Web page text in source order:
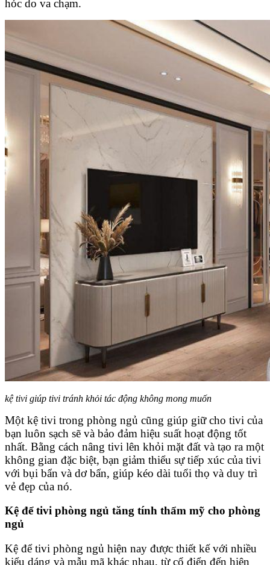
hóc do va chạm.
kệ tivi giúp tivi tránh khỏi tác động không mong muốn
Một kệ tivi trong phòng ngủ cũng giúp giữ cho tivi của
bạn luôn sạch sẽ và bảo đảm hiệu suất hoạt động tốt
nhất. Bằng cách nâng tivi lên khỏi mặt đất và tạo ra một
không gian đặc biệt, bạn giảm thiểu sự tiếp xúc của tivi
với bụi bẩn và dơ bẩn, giúp kéo dài tuổi thọ và duy trì
vẻ đẹp của nó.
Kệ để tivi phòng ngủ tăng tính thẩm mỹ cho phòng
ngủ
Kệ để tivi phòng ngủ hiện nay được thiết kế với nhiều
kiểu dáng và mẫu mã khác nhau, từ cổ điển đến hiện